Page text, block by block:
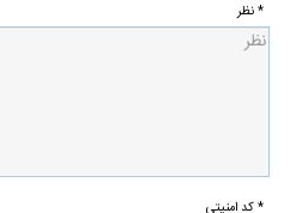
* نظر
* کد امنیتی